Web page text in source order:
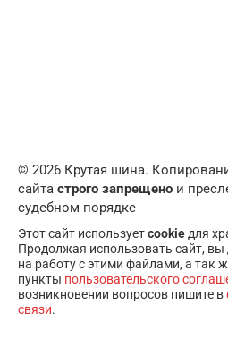
© 2026 Крутая шина.
сайта строго запрещено и
судебном порядке
Этот сайт используетcookie для
Продолжая использовать сайт, вы
на работу с этими файлами, а так
пункты пользовательского
возникновении вопросов пишите в
связи.